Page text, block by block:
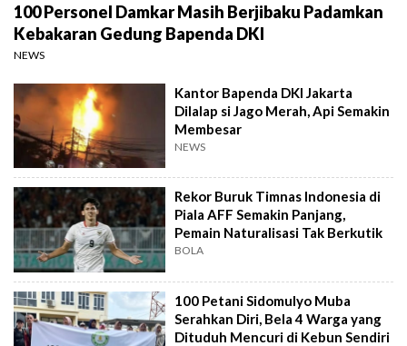
100 Personel Damkar Masih Berjibaku Padamkan
Kebakaran Gedung Bapenda DKI
NEWS
Kantor Bapenda DKI Jakarta
Dilalap si Jago Merah, Api Semakin
Membesar
NEWS
Rekor Buruk Timnas Indonesia di
Piala AFF Semakin Panjang,
Pemain Naturalisasi Tak Berkutik
BOLA
100 Petani Sidomulyo Muba
Serahkan Diri, Bela 4 Warga yang
Dituduh Mencuri di Kebun Sendiri